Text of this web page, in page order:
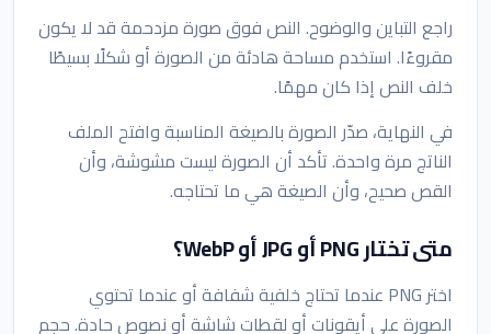
راجع التباين والوضوح. النص فوق صورة مزدحمة قد لا يكون
مقروءًا. استخدم مساحة هادئة من الصورة أو شكلًا بسيطًا
خلف النص إذا كان مهمًا.
في النهاية، صدّر الصورة بالصيغة المناسبة وافتح الملف
الناتج مرة واحدة. تأكد أن الصورة ليست مشوشة، وأن
القص صحيح، وأن الصيغة هي ما تحتاجه.
متى تختار PNG أو JPG أو WebP؟
اختر PNG عندما تحتاج خلفية شفافة أو عندما تحتوي
الصورة على أيقونات أو لقطات شاشة أو نصوص حادة. حجم